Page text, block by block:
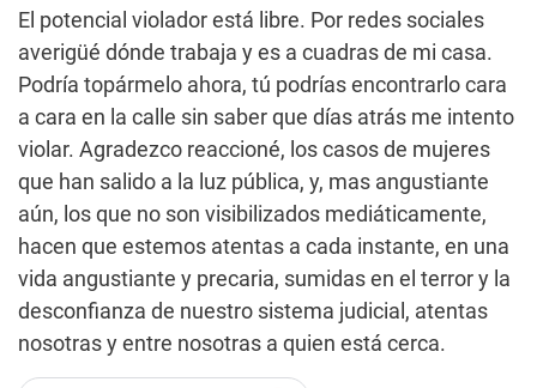
El potencial violador está libre. Por redes sociales
averigüé dónde trabaja y es a cuadras de mi casa.
Podría topármelo ahora, tú podrías encontrarlo cara
a cara en la calle sin saber que días atrás me intento
violar. Agradezco reaccioné, los casos de mujeres
que han salido a la luz pública, y, mas angustiante
aún, los que no son visibilizados mediáticamente,
hacen que estemos atentas a cada instante, en una
vida angustiante y precaria, sumidas en el terror y la
desconfianza de nuestro sistema judicial, atentas
nosotras y entre nosotras a quien está cerca.